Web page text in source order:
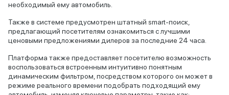
необходимый ему автомобиль.
Также в системе предусмотрен штатный smart-поиск,
предлагающий посетителям ознакомиться с лучшими
ценовыми предложениями дилеров за последние 24 часа.
Платформа также предоставляет посетителю возможность
воспользоваться встроенным интуитивно понятным
динамическим фильтром, посредством которого он может в
режиме реального времени подобрать подходящий ему